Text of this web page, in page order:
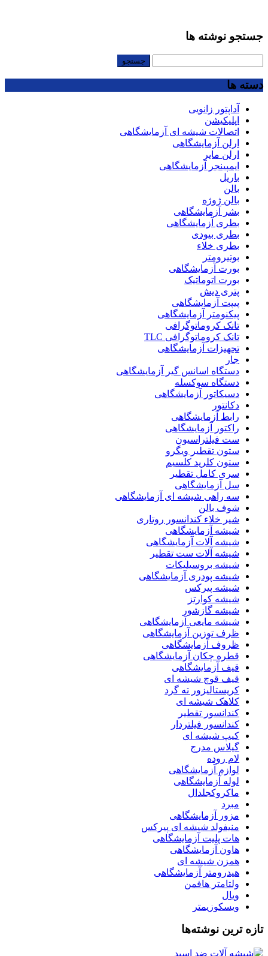
جستجو نوشته ها
دسته ها
آداپتور زانویی
اپلیکیشن
اتصالات شیشه ای آزمایشگاهی
ارلن آزمایشگاهی
ارلن مایر
ایمپینجر آزمایشگاهی
باریل
بالن
بالن ژوژه
بشر آزمایشگاهی
بطری آزمایشگاهی
بطری بیودی
بطری خلاء
بوتیرومتر
بورت آزمایشگاهی
بورت اتوماتیک
پتری دیش
پیپت آزمایشگاهی
پیکنومتر آزمایشگاهی
تانک کروماتوگرافی
تانک کروماتوگرافی TLC
تجهیزات آزمایشگاهی
جار
دستگاه اسانس گیر آزمایشگاهی
دستگاه سوکسله
دسیکاتور آزمایشگاهی
دکانتور
رابط آزمایشگاهی
راکتور آزمایشگاهی
ست فیلتراسیون
ستون تقطیر ویگرو
ستون کلرید کلسیم
سری کامل تقطیر
سل آزمایشگاهی
سه راهی شیشه ای آزمایشگاهی
شوف بالن
شیر خلاء کندانسور روتاری
شیشه آزمایشگاهی
شیشه آلات آزمایشگاهی
شیشه آلات ست تقطیر
شیشه بروسیلیکات
شیشه پودری آزمایشگاهی
شیشه پیرکس
شیشه کوارتز
شیشه گازشور
شیشه مایعی آزمایشگاهی
ظرف توزین آزمایشگاهی
ظروف آزمایشگاهی
قطره چکان آزمایشگاهی
قیف آزمایشگاهی
قیف قوچ شیشه ای
کریستالیزور ته گرد
کلاهک شیشه ای
کندانسور تقطیر
کندانسور فیلتردار
کیپ شیشه ای
گیلاس مدرج
لام روده
لوازم آزمایشگاهی
لوله آزمایشگاهی
ماکروکجلدال
مبرد
مزور آزمایشگاهی
منیفولد شیشه ای پیرکس
هات پلیت آزمایشگاهی
هاون آزمایشگاهی
همزن شیشه ای
هیدرومتر آزمایشگاهی
ولتامتر هافمن
ویال
ویسکوزیمتر
تازه ترین نوشته‌ها